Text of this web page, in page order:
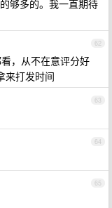
够多的。我一直期待
62
，从不在意评分好
来打发时间
63
64
65